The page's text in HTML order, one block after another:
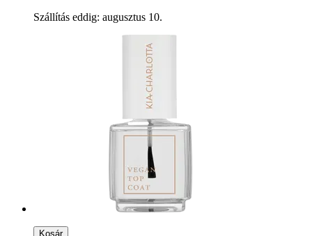
Szállítás eddig: augusztus 10.
Kosár